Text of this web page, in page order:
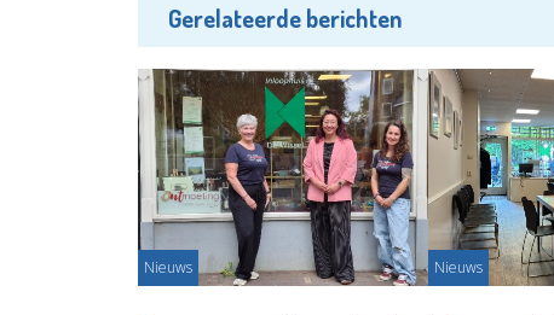
Gerelateerde berichten
Nieuws Nieuws